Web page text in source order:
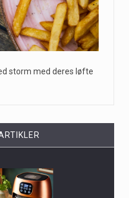
storm med deres løfte